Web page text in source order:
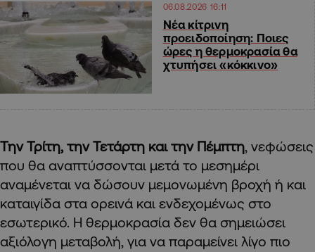
06.08.2026 16:11
Νέα κίτρινη
προειδοποίηση: Ποιες
ώρες η θερμοκρασία θα
χτυπήσει «κόκκινο»
Την Τρίτη, την Τετάρτη και την Πέμπτη, νεφώσεις
που θα αναπτύσσονται μετά το μεσημέρι
αναμένεται να δώσουν μεμονωμένη βροχή ή και
καταιγίδα στα ορεινά και ενδεχομένως στο
εσωτερικό. Η θερμοκρασία δεν θα σημειώσει
αξιόλογη μεταβολή, για να παραμείνει λίγο πιο